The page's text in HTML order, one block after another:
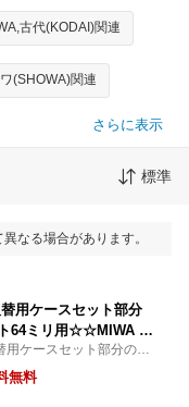
古代(KODAI)関連
(SHOWA)関連
さらに表示
標準
なる場合があります。
用ケースセット部分
64ミリ用☆☆MIWA ミ
DZ ☆MIWA ミワ 美和
用ケースセット部分のみ
リ用
無料